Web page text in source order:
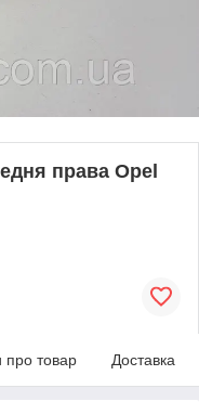
права Opel
про товар Доставка